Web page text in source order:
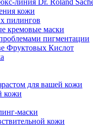
линия Dr. Roland
кожи
пилингов
кремовые маски
пигментации
Фруктовых Кислот
для вашей кожи
кожи
маски
кожи